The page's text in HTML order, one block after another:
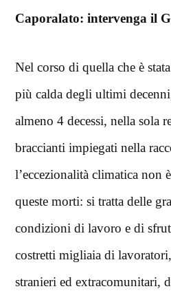
Caporalato: intervenga il
Nel corso di quella che è
più calda degli ultimi
almeno 4 decessi, nella sola
braccianti impiegati nella
l’eccezionalità climatica non
queste morti: si tratta delle
condizioni di lavoro e di
costretti migliaia di
stranieri ed extracomunitari,